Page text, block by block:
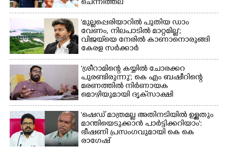
ചെന്നിത്തല
'മുല്ലപ്പെരിയാറിൽ പുതിയ ഡാം
വേണം, നിലപാടിൽ മാറ്റമില്ല';
വിജയ്‌യെ നേരിൽ കാണാനൊരുങ്ങി
കേരള സർക്കാർ
'ശ്രീറാമിന്റെ കയ്യിൽ ചോരക്കറ
പുരണ്ടിരുന്നു'; കെ എം ബഷീറിന്റെ
മരണത്തിൽ നിർണായക
മൊഴിയുമായി ദൃക്‌സാക്ഷി
'ഷെഡ് മാത്രമല്ല അതിനടിയിൽ ഉള്ളതും
മാന്തിയെടുക്കാൻ പാർട്ടിക്കറിയാം':
ഭീഷണി പ്രസംഗവുമായി കെ കെ
രാഗേഷ്